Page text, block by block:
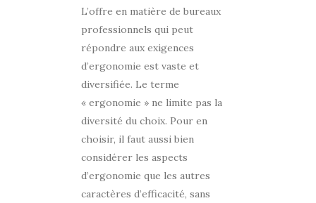
L’offre en matière de bureaux
professionnels qui peut
répondre aux exigences
d’ergonomie est vaste et
diversifiée. Le terme
« ergonomie » ne limite pas la
diversité du choix. Pour en
choisir, il faut aussi bien
considérer les aspects
d’ergonomie que les autres
caractères d’efficacité, sans